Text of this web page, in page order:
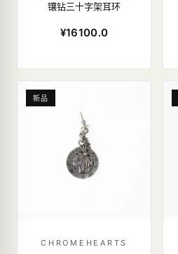
镶钻三十字架耳环
¥16100.0
新品
CHROMEHEARTS